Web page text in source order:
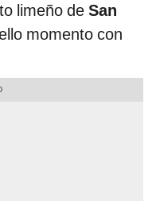
limeño de San
momento con